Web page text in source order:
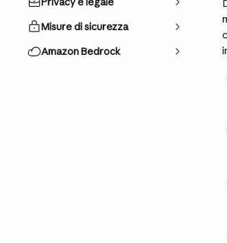
Misure di sicurezza
Amazon Bedrock